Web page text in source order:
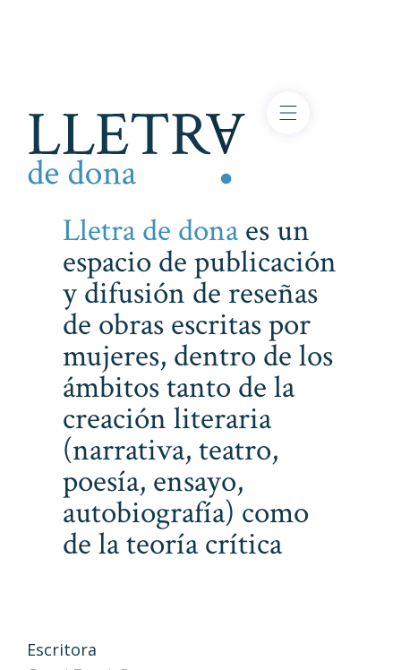
Lletra de donaes un
espacio de publicación
y difusión de reseñas
de obras escritas por
mujeres, dentro de los
ámbitos tanto de la
creación literaria
(narrativa, teatro,
poesía, ensayo,
autobiografía) como
de la teoría crítica
Escritora